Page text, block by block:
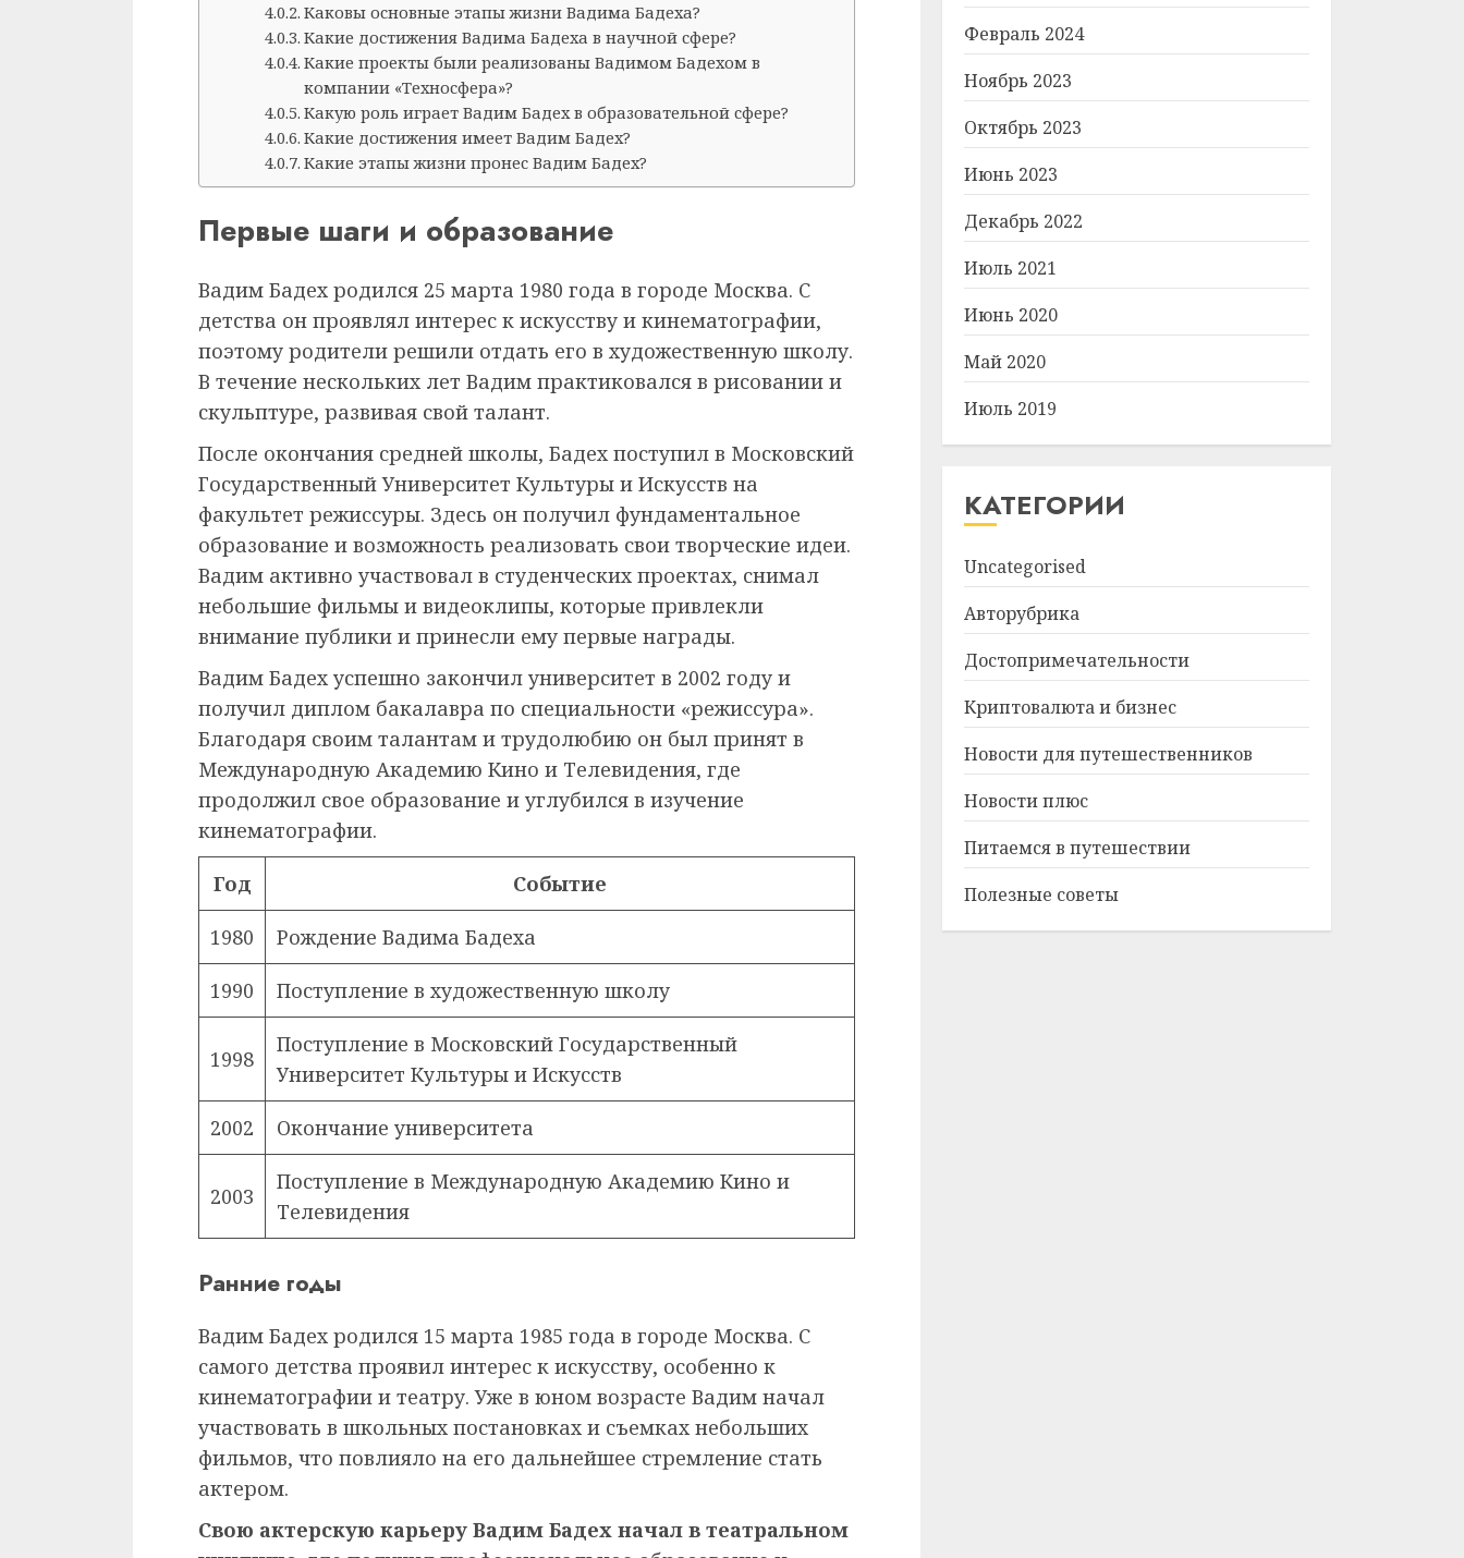
Каковы основные этапы жизни Вадима Бадеха?
Какие достижения Вадима Бадеха в научной сфере?
Какие проекты были реализованы Вадимом Бадехом в
компании «Техносфера»?
Какую роль играет Вадим Бадех в образовательной сфере?
Какие достижения имеет Вадим Бадех?
Какие этапы жизни пронес Вадим Бадех?
Первые шаги и образование
Вадим Бадех родился 25 марта 1980 года в городе Москва. С
детства он проявлял интерес к искусству и кинематографии,
поэтому родители решили отдать его в художественную школу.
В течение нескольких лет Вадим практиковался в рисовании и
скульптуре, развивая свой талант.
После окончания средней школы, Бадех поступил в Московский
Государственный Университет Культуры и Искусств на
факультет режиссуры. Здесь он получил фундаментальное
образование и возможность реализовать свои творческие идеи.
Вадим активно участвовал в студенческих проектах, снимал
небольшие фильмы и видеоклипы, которые привлекли
внимание публики и принесли ему первые награды.
Вадим Бадех успешно закончил университет в 2002 году и
получил диплом бакалавра по специальности «режиссура».
Благодаря своим талантам и трудолюбию он был принят в
Международную Академию Кино и Телевидения, где
продолжил свое образование и углубился в изучение
кинематографии.
Год Событие
1980 Рождение Вадима Бадеха
1990 Поступление в художественную школу
1998
Поступление в Московский Государственный
Университет Культуры и Искусств
2002 Окончание университета
2003
Поступление в Международную Академию Кино и
Телевидения
Ранние годы
Вадим Бадех родился 15 марта 1985 года в городе Москва. С
самого детства проявил интерес к искусству, особенно к
кинематографии и театру. Уже в юном возрасте Вадим начал
участвовать в школьных постановках и съемках небольших
фильмов, что повлияло на его дальнейшее стремление стать
актером.
Свою актерскую карьеру Вадим Бадех начал в театральном
Февраль 2024
Ноябрь 2023
Октябрь 2023
Июнь 2023
Декабрь 2022
Июль 2021
Июнь 2020
Май 2020
Июль 2019
КАТЕГОРИИ
Uncategorised
Авторубрика
Достопримечательности
Криптовалюта и бизнес
Новости для путешественников
Новости плюс
Питаемся в путешествии
Полезные советы